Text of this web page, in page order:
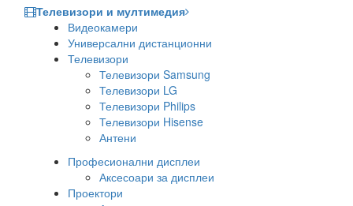
Телевизори и мултимедия
Видеокамери
Универсални дистанционни
Телевизори
Телевизори Samsung
Телевизори LG
Телевизори Philips
Телевизори Hisense
Антени
Професионални дисплеи
Аксесоари за дисплеи
Проектори